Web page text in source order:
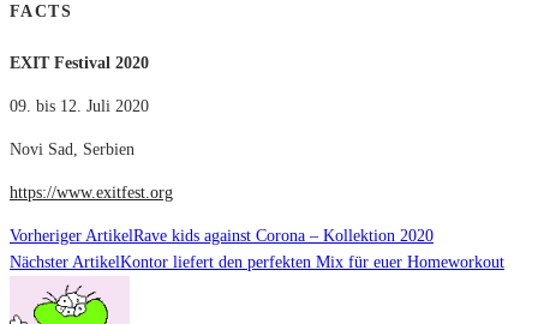
FACTS
EXIT Festival 2020
09. bis 12. Juli 2020
Novi Sad, Serbien
https://www.exitfest.org
Vorheriger ArtikelRave kids against Corona – Kollektion 2020
Nächster ArtikelKontor liefert den perfekten Mix für euer Homeworkout